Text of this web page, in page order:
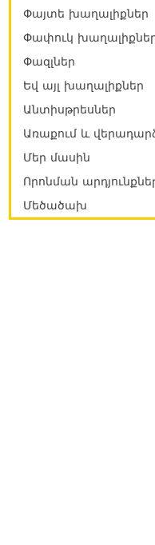
Փայտե խաղալիքներ
Փափուկ
Փազլներ
Եվ այլ խաղալիքներ
Անտիսթրեսներ
Առաքում և
Մեր մասին
Որոնման
Մեծածախ